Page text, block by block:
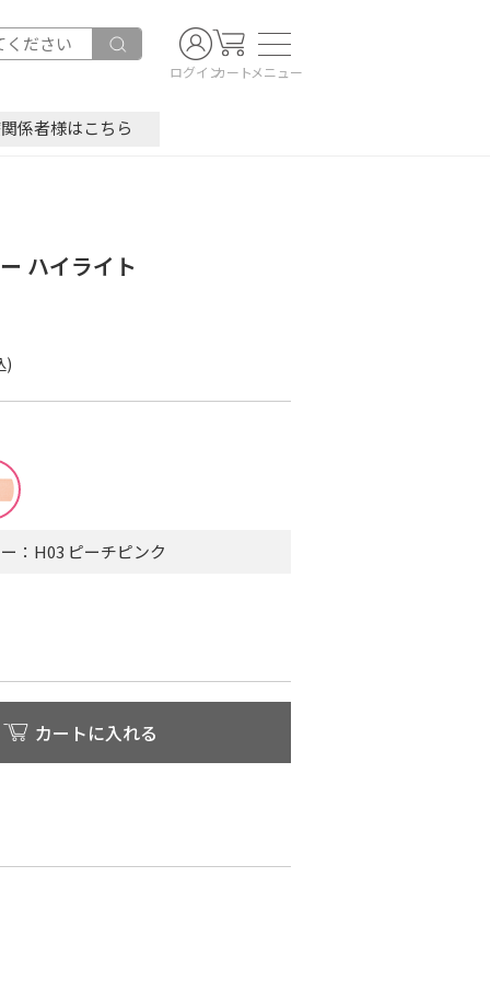
ログインカートメニュー
係者様はこちら
ハイライト
：H03 ピーチピンク
カートに入れる